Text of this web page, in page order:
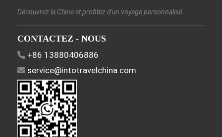
Découvrez la Chine et profitez d'un voyage personnalisé.
CONTACTEZ - NOUS
+86 13880406886
service@intotravelchina.com